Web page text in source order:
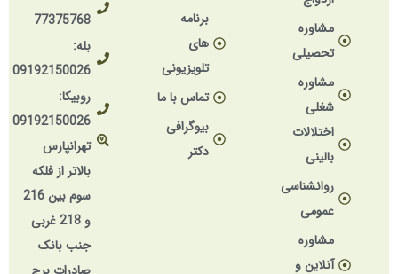
مشاوره
تحصیلی
مشاوره
شغلی
اختلالات
بالینی
روانشناسی
عمومی
مشاوره
آنلاین و
های
تلویزیونی
تماس با ما
بیوگرافی
دکتر
77375768
09192150026
روبیکا:
09192150026
تهرانپارس
بالاتر از فلکه
سوم بین 216
و 218 غربی
جنب بانک